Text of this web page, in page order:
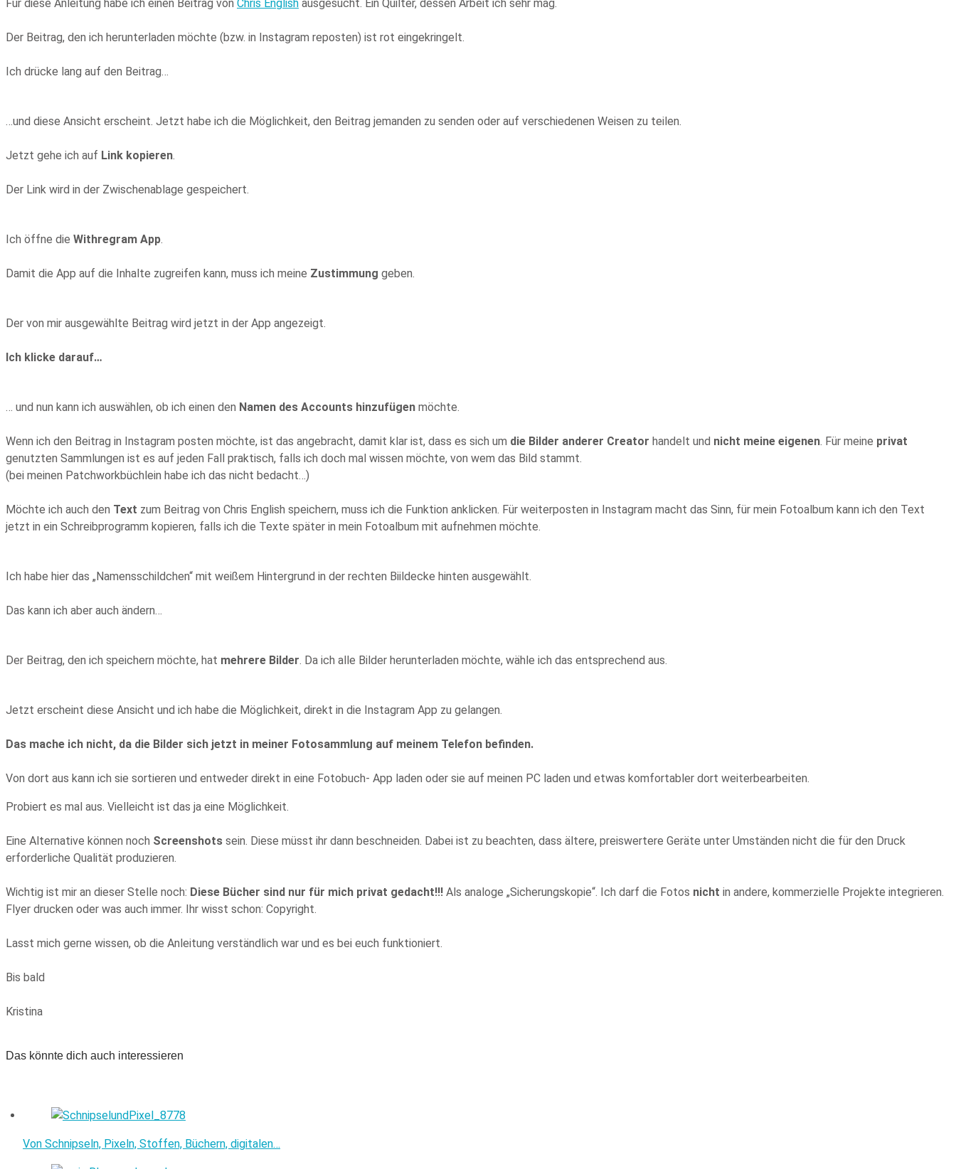
Für diese Anleitung habe ich einen Beitrag von Chris English ausgesucht. Ein Quilter, dessen Arbeit ich sehr mag.
Der Beitrag, den ich herunterladen möchte (bzw. in Instagram reposten) ist rot eingekringelt.
Ich drücke lang auf den Beitrag…
…und diese Ansicht erscheint. Jetzt habe ich die Möglichkeit, den Beitrag jemanden zu senden oder auf verschiedenen Weisen zu teilen.
Jetzt gehe ich auf Link kopieren
Der Link wird in der Zwischenablage gespeichert.
Ich öffne die Withregram App
Damit die App auf die Inhalte zugreifen kann, muss ich meine Zustimmung geben.
Der von mir ausgewählte Beitrag wird jetzt in der App angezeigt.
Ich klicke darauf…
… und nun kann ich auswählen, ob ich einen den Namen des Accounts hinzufügen möchte.
Wenn ich den Beitrag in Instagram posten möchte, ist das angebracht, damit klar ist, dass es sich um die Bilder anderer Creator handelt und nicht meine eigenen . Für meine privat
genutzten Sammlungen ist es auf jeden Fall praktisch, falls ich doch mal wissen möchte, von wem das Bild stammt.
(bei meinen Patchworkbüchlein habe ich das nicht bedacht…)
Möchte ich auch den Text zum Beitrag von Chris English speichern, muss ich die Funktion anklicken. Für weiterposten in Instagram macht das Sinn, für mein Fotoalbum kann ich den Text
jetzt in ein Schreibprogramm kopieren, falls ich die Texte später in mein Fotoalbum mit aufnehmen möchte.
Ich habe hier das „Namensschildchen“ mit weißem Hintergrund in der rechten Biildecke hinten ausgewählt.
Das kann ich aber auch ändern…
Der Beitrag, den ich speichern möchte, hat mehrere Bilder . Da ich alle Bilder herunterladen möchte, wähle ich das entsprechend aus.
Jetzt erscheint diese Ansicht und ich habe die Möglichkeit, direkt in die Instagram App zu gelangen.
Das mache ich nicht, da die Bilder sich jetzt in meiner Fotosammlung auf meinem Telefon befinden.
Von dort aus kann ich sie sortieren und entweder direkt in eine Fotobuch- App laden oder sie auf meinen PC laden und etwas komfortabler dort weiterbearbeiten.
Probiert es mal aus. Vielleicht ist das ja eine Möglichkeit.
Eine Alternative können noch Screenshots sein. Diese müsst ihr dann beschneiden. Dabei ist zu beachten, dass ältere, preiswertere Geräte unter Umständen nicht die für den Druck
erforderliche Qualität produzieren.
Wichtig ist mir an dieser Stelle noch: Diese Bücher sind nur für mich privat gedacht!!! Als analoge „Sicherungskopie“. Ich darf die Fotos nicht in andere, kommerzielle Projekte integrieren.
Flyer drucken oder was auch immer. Ihr wisst schon: Copyright.
Lasst mich gerne wissen, ob die Anleitung verständlich war und es bei euch funktioniert.
Bis bald
Kristina
Das könnte dich auch interessieren
Von Schnipseln, Pixeln, Stoffen, Büchern, digitalen…